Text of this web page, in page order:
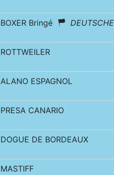
BOXER Bringé
ROTTWEILER
ALANO ESPAGNOL
PRESA CANARIO
DOGUE DE BORDEAUX
MASTIFF